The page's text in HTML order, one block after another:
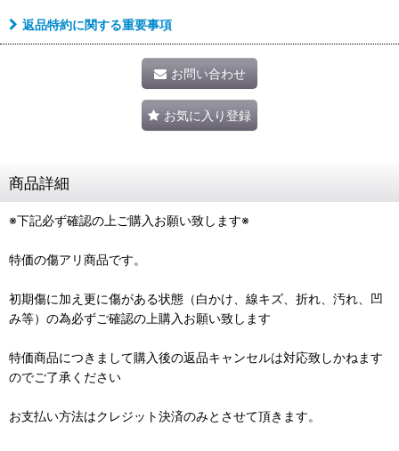
返品特約に関する重要事項
お問い合わせ
お気に入り登録
商品詳細
※下記必ず確認の上ご購入お願い致します※
特価の傷アリ商品です。
初期傷に加え更に傷がある状態（白かけ、線キズ、折れ、汚れ、凹
み等）の為必ずご確認の上購入お願い致します
特価商品につきまして購入後の返品キャンセルは対応致しかねます
のでご了承ください
お支払い方法はクレジット決済のみとさせて頂きます。